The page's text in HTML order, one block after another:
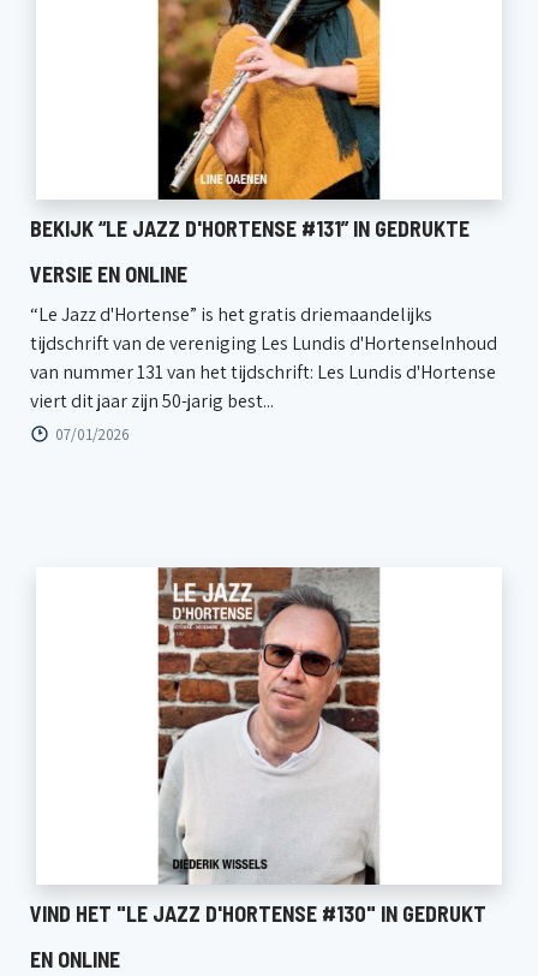
BEKIJK “LE JAZZ D'HORTENSE #131” IN GEDRUKTE
VERSIE EN ONLINE
“Le Jazz d'Hortense” is het gratis driemaandelijks
tijdschrift van de vereniging Les Lundis d'HortenseInhoud
van nummer 131 van het tijdschrift: Les Lundis d'Hortense
viert dit jaar zijn 50-jarig best...
07/01/2026
VIND HET "LE JAZZ D'HORTENSE #130" IN GEDRUKT
EN ONLINE